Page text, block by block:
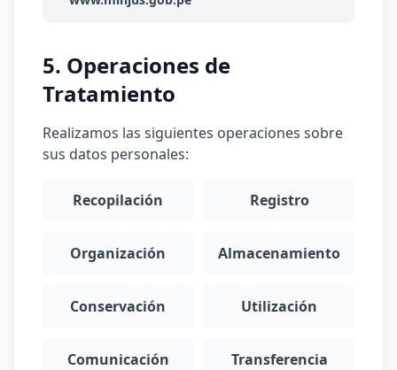
5. Operaciones de
Tratamiento
Realizamos las siguientes operaciones sobre
sus datos personales:
Recopilación Registro
Organización Almacenamiento
Conservación Utilización
Comunicación Transferencia